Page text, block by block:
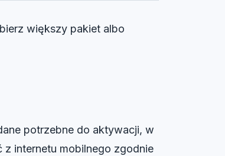
większy pakiet albo
potrzebne do aktywacji, w
internetu mobilnego zgodnie